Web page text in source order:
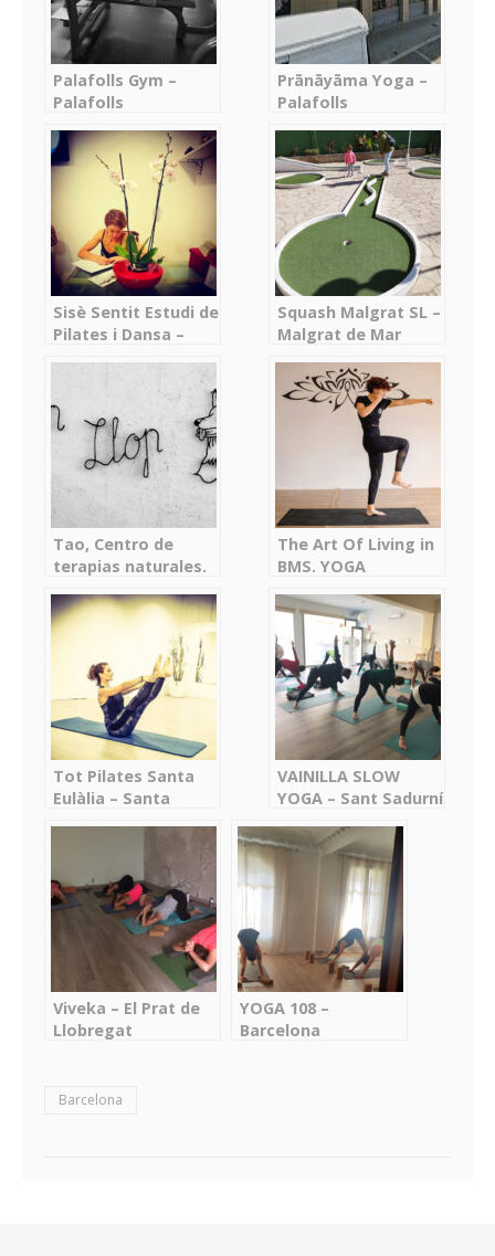
Palafolls Gym –
Palafolls
Prānāyāma Yoga –
Palafolls
Sisè Sentit Estudi de
Pilates i Dansa –
Squash Malgrat SL –
Malgrat de Mar
Tao, Centro de
terapias naturales.
Carme
The Art Of Living in
BMS. YOGA
Coaching Badalona
– Badalona
Tot Pilates Santa
Eulàlia – Santa
VAINILLA SLOW
YOGA – Sant Sadurní
Viveka – El Prat de
Llobregat
YOGA 108 –
Barcelona
Barcelona